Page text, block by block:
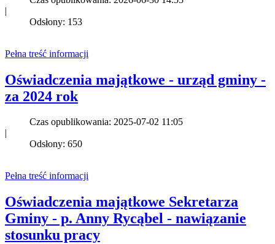
|
Odsłony: 153
Pełna treść informacji
Oświadczenia majątkowe - urząd gminy -
za 2024 rok
Czas opublikowania: 2025-07-02 11:05
|
Odsłony: 650
Pełna treść informacji
Oświadczenia majątkowe Sekretarza
Gminy - p. Anny Rycąbel - nawiązanie
stosunku pracy